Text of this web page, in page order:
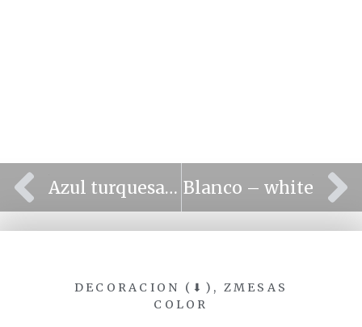
Azul turquesa – Turquoise Blanco – white
DECORACION (⬇) , ZMESAS
COLOR